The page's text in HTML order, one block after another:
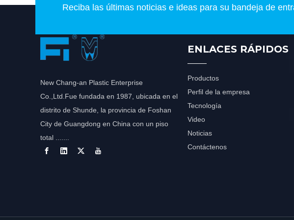
Reciba las últimas noticias e ideas para su bandeja de
New Chang-an Plastic Enterprise
Co.,Ltd.Fue fundada en 1987, ubicada en el
distrito de Shunde, la provincia de Foshan
City de Guangdong en China con un piso
total .......
ENLACES RÁPIDOS
Productos
Perfil de la empresa
Tecnología
Video
Noticias
Contáctenos